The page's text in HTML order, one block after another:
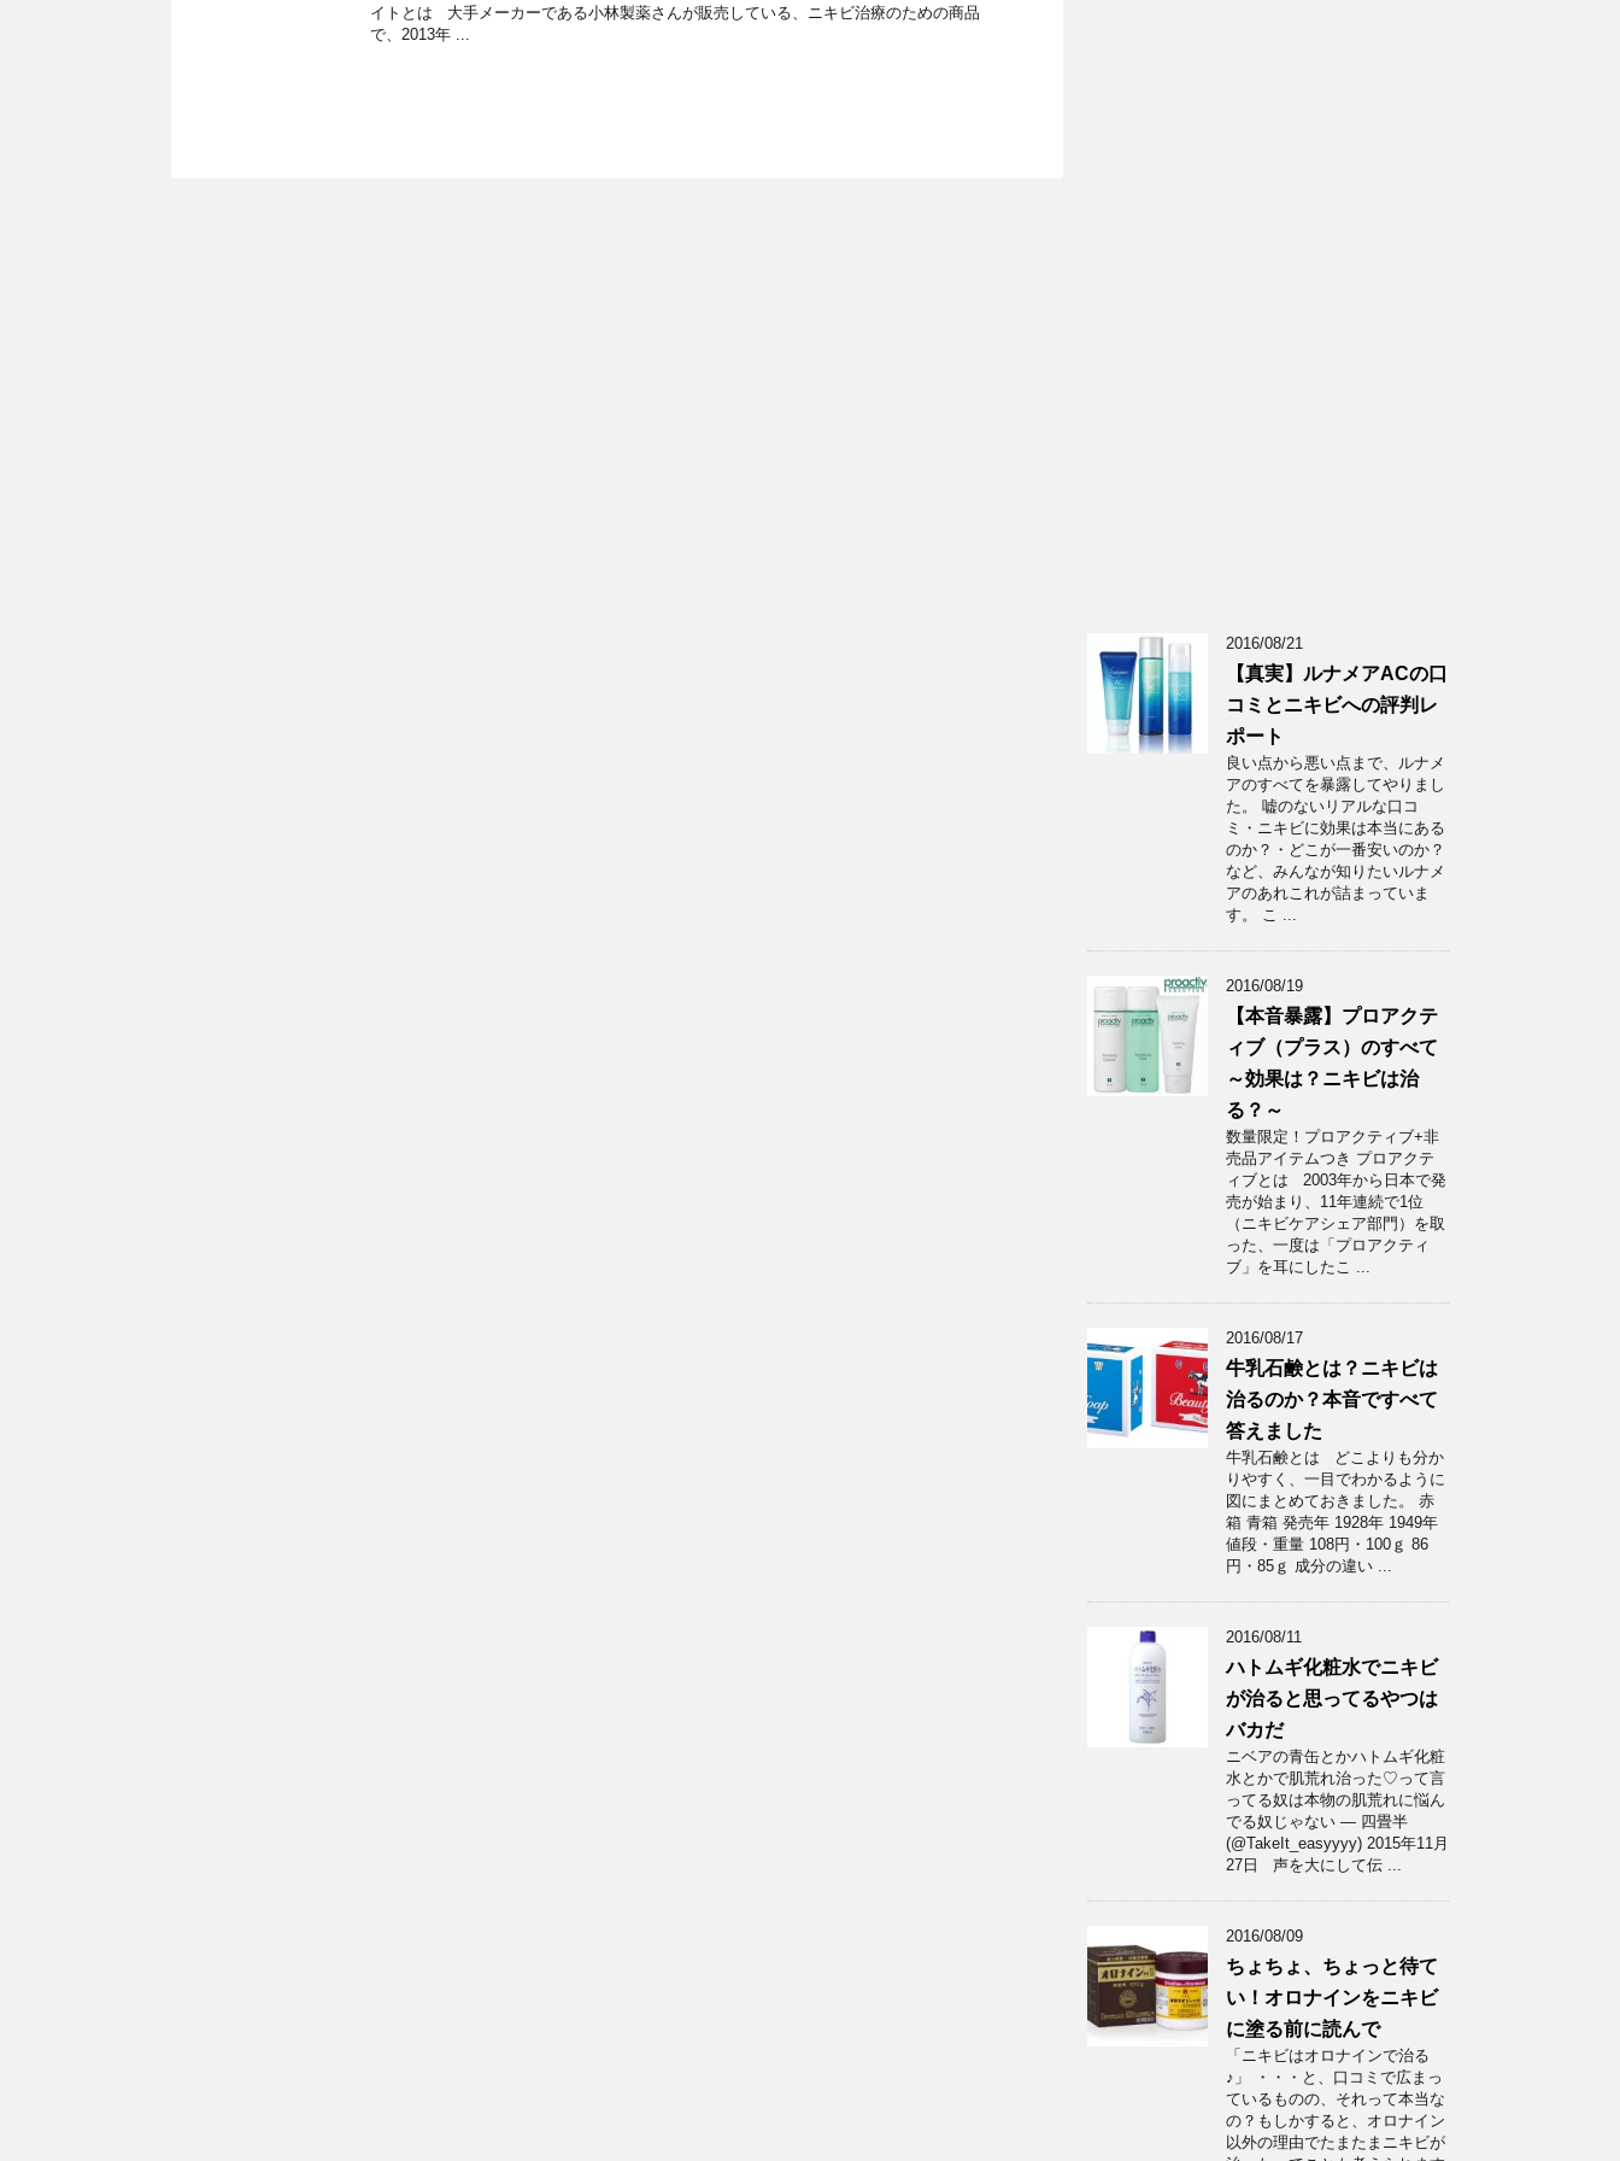
イトとは 大手メーカーである小林製薬さんが販売している、ニキビ治療のための商品
で、2013年 ...
2016/08/21
【真実】ルナメアACの口
コミとニキビへの評判レ
ポート
良い点から悪い点まで、ルナメ
アのすべてを暴露してやりまし
た。 嘘のないリアルな口コ
ミ・ニキビに効果は本当にある
のか？・どこが一番安いのか？
など、みんなが知りたいルナメ
アのあれこれが詰まっていま
す。 こ ...
2016/08/19
【本音暴露】プロアクテ
ィブ（プラス）のすべて
～効果は？ニキビは治
る？～
数量限定！プロアクティブ+非
売品アイテムつき プロアクテ
ィブとは 2003年から日本で発
売が始まり、11年連続で1位
（ニキビケアシェア部門）を取
った、一度は「プロアクティ
ブ」を耳にしたこ ...
2016/08/17
牛乳石鹸とは？ニキビは
治るのか？本音ですべて
答えました
牛乳石鹸とは どこよりも分か
りやすく、一目でわかるように
図にまとめておきました。 赤
箱 青箱 発売年 1928年 1949年
値段・重量 108円・100ｇ 86
円・85ｇ 成分の違い ...
2016/08/11
ハトムギ化粧水でニキビ
が治ると思ってるやつは
バカだ
ニベアの青缶とかハトムギ化粧
水とかで肌荒れ治った♡って言
ってる奴は本物の肌荒れに悩ん
でる奴じゃない — 四畳半
(@TakeIt_easyyyy) 2015年11月
27日 声を大にして伝 ...
2016/08/09
ちょちょ、ちょっと待て
い！オロナインをニキビ
に塗る前に読んで
「ニキビはオロナインで治る
♪」 ・・・と、口コミで広まっ
ているものの、それって本当な
の？もしかすると、オロナイン
以外の理由でたまたまニキビが